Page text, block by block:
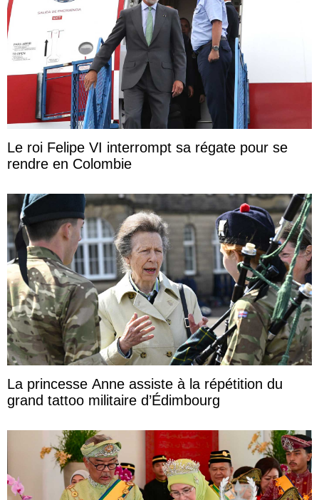
Le roi Felipe VI interrompt sa régate pour se
rendre en Colombie
La princesse Anne assiste à la répétition du
grand tattoo militaire d’Édimbourg